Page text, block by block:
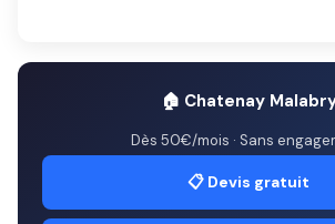
🏠 Chatenay
Dès 50€/mois · Sans
📋 Devis gratuit